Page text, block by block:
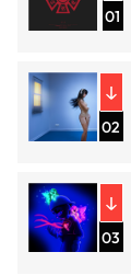
01
02
03